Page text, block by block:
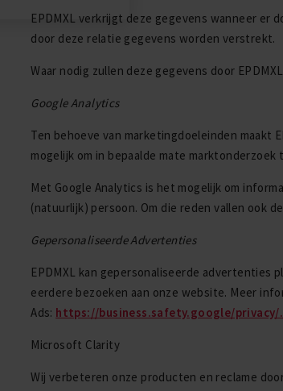
EPDMXL verkrijgt deze gegevens wanneer er
door deze relatie gegevens worden verstrekt.
Waar nodig zullen deze gegevens door
Google Analytics
Ten behoeve van marketingdoeleinden maakt
mogelijk om in bepaalde mate marktonderzoek
Met Google Analytics is het mogelijk om
(natuurlijk) persoon. Om die reden vallen ook
Gepersonaliseerde Advertenties
EPDMXL kan gepersonaliseerde advertenties
eerdere bezoeken aan onze website. Meer
Ads: https://business.safety.google/privacy/.
Microsoft Clarity
Wij verbeteren onze producten en reclame